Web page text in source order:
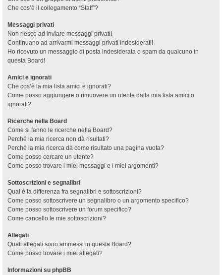
Che cos’è il collegamento “Staff”?
Messaggi privati
Non riesco ad inviare messaggi privati!
Continuano ad arrivarmi messaggi privati indesiderati!
Ho ricevuto un messaggio di posta indesiderata o spam da qualcuno in
questa Board!
Amici e ignorati
Che cos’è la mia lista amici e ignorati?
Come posso aggiungere o rimuovere un utente dalla mia lista amici o
ignorati?
Ricerche nella Board
Come si fanno le ricerche nella Board?
Perché la mia ricerca non dà risultati?
Perché la mia ricerca dà come risultato una pagina vuota?
Come posso cercare un utente?
Come posso trovare i miei messaggi e i miei argomenti?
Sottoscrizioni e segnalibri
Qual è la differenza fra segnalibri e sottoscrizioni?
Come posso sottoscrivere un segnalibro o un argomento specifico?
Come posso sottoscrivere un forum specifico?
Come cancello le mie sottoscrizioni?
Allegati
Quali allegati sono ammessi in questa Board?
Come posso trovare i miei allegati?
Informazioni su phpBB